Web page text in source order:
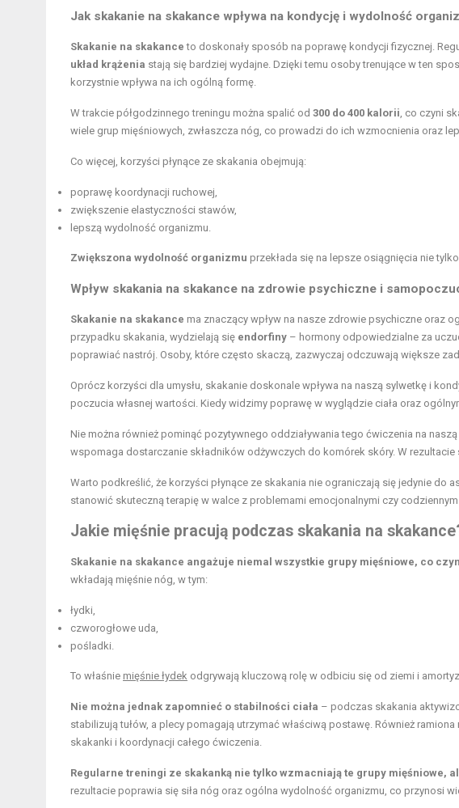
Jak skakanie na skakance wpływa na kondycję i wydolność
Skakanie na skakance to doskonały sposób na poprawę kondycji fizycznej.
układ krążenia stają się bardziej wydajne. Dzięki temu osoby trenujące w ten
korzystnie wpływa na ich ogólną formę.
W trakcie półgodzinnego treningu można spalić od 300 do 400 kalorii, co czyni
wiele grup mięśniowych, zwłaszcza nóg, co prowadzi do ich wzmocnienia oraz
Co więcej, korzyści płynące ze skakania obejmują:
poprawę koordynacji ruchowej,
zwiększenie elastyczności stawów,
lepszą wydolność organizmu.
Zwiększona wydolność organizmu przekłada się na lepsze osiągnięcia nie
Wpływ skakania na skakance na zdrowie psychiczne i
Skakanie na skakance ma znaczący wpływ na nasze zdrowie psychiczne oraz
przypadku skakania, wydzielają się endorfiny – hormony odpowiedzialne za
poprawiać nastrój. Osoby, które często skaczą, zazwyczaj odczuwają większe
Oprócz korzyści dla umysłu, skakanie doskonale wpływa na naszą sylwetkę i
poczucia własnej wartości. Kiedy widzimy poprawę w wyglądzie ciała oraz
Nie można również pominąć pozytywnego oddziaływania tego ćwiczenia na
wspomaga dostarczanie składników odżywczych do komórek skóry. W
Warto podkreślić, że korzyści płynące ze skakania nie ograniczają się jedynie do
stanowić skuteczną terapię w walce z problemami emocjonalnymi czy
Jakie mięśnie pracują podczas skakania na
Skakanie na skakance angażuje niemal wszystkie grupy mięśniowe, co
wkładają mięśnie nóg, w tym:
łydki,
czworogłowe uda,
pośladki.
To właśnie mięśnie łydek odgrywają kluczową rolę w odbiciu się od ziemi i
Nie można jednak zapomnieć o stabilności ciała – podczas skakania
stabilizują tułów, a plecy pomagają utrzymać właściwą postawę. Również
skakanki i koordynacji całego ćwiczenia.
Regularne treningi ze skakanką nie tylko wzmacniają te grupy mięśniowe,
rezultacie poprawia się siła nóg oraz ogólna wydolność organizmu, co przynosi